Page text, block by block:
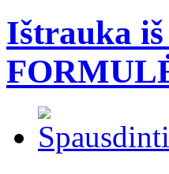
Ištrauka